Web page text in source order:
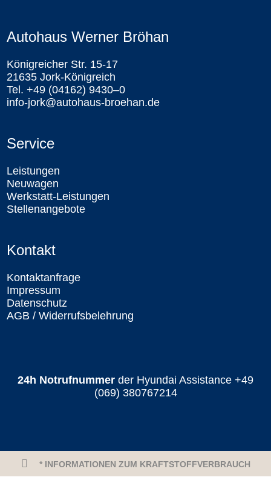
Autohaus Werner Bröhan
Königreicher Str. 15-17
21635 Jork-Königreich
Tel. +49 (04162) 9430–0
info-jork@autohaus-broehan.de
Service
Leistungen
Neuwagen
Werkstatt-Leistungen
Stellenangebote
Kontakt
Kontaktanfrage
Impressum
Datenschutz
AGB / Widerrufsbelehrung
24h Notrufnummer der Hyundai Assistance +49
(069) 380767214
* INFORMATIONEN ZUM KRAFTSTOFFVERBRAUCH